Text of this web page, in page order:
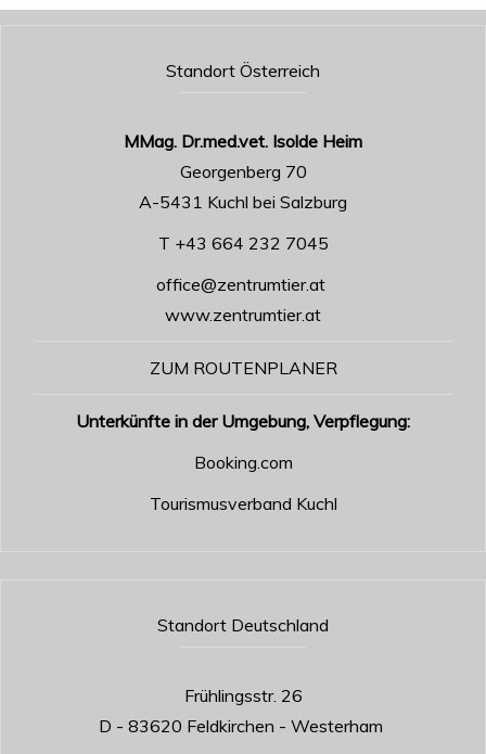
Standort Österreich
MMag. Dr.med.vet. Isolde Heim
Georgenberg 70
A-5431 Kuchl bei Salzburg
T +43 664 232 7045
office@zentrumtier.at
www.zentrumtier.at
ZUM ROUTENPLANER
Unterkünfte in der Umgebung, Verpflegung:
Booking.com
Tourismusverband Kuchl
Standort Deutschland
Frühlingsstr. 26
D - 83620 Feldkirchen - Westerham